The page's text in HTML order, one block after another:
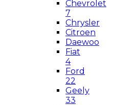
Chevrolet
7
Chrysler
Citroen
Daewoo
Fiat
4
Ford
22
Geely
33